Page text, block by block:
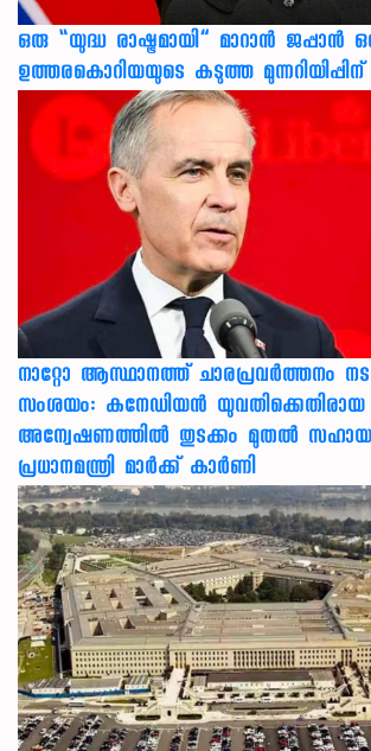
ഒരു “യുദ്ധ രാഷ്ട്രമായി” മാറാൻ ജപ്പാൻ
ഉത്തരകൊറിയയുടെ കടുത്ത മുന്നറിയിപ്പിന്
നാറ്റോ ആസ്ഥാനത്ത് ചാരപ്രവര്‍ത്തനം
സംശയം: കനേഡിയന്‍ യുവതിക്കെതിരായ
അന്വേഷണത്തില്‍ തുടക്കം മുതല്‍
പ്രധാനമന്ത്രി മാര്‍ക്ക് കാര്‍ണി